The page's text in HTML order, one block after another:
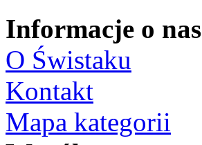
Informacje o nas
O Świstaku
Kontakt
Mapa kategorii